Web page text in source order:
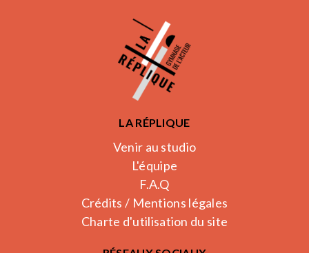
LA RÉPLIQUE
Venir au studio
L'équipe
F.A.Q
Crédits / Mentions légales
Charte d'utilisation du site